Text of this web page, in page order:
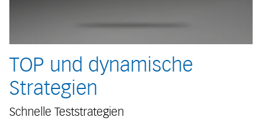
TOP und dynamische
Strategien
Schnelle Teststrategien